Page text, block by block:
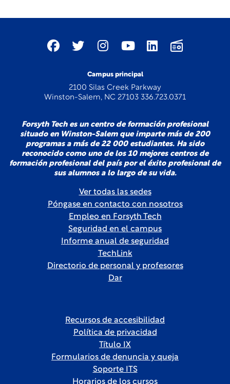
Campus principal
2100 Silas Creek Parkway
Winston-Salem, NC 27103 336.723.0371
Forsyth Tech es un centro de formación profesional
situado en Winston-Salem que imparte más de 200
programas a más de 22 000 estudiantes. Ha sido
reconocido como uno de los 10 mejores centros de
formación profesional del país por el éxito profesional de
sus alumnos a lo largo de su vida.
Ver todas las sedes
Póngase en contacto con nosotros
Empleo en Forsyth Tech
Seguridad en el campus
Informe anual de seguridad
TechLink
Directorio de personal y profesores
Dar
Recursos de accesibilidad
Política de privacidad
Título IX
Formularios de denuncia y queja
Soporte ITS
Horarios de los cursos